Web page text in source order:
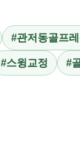
#관저동골프
#스윙교정 #